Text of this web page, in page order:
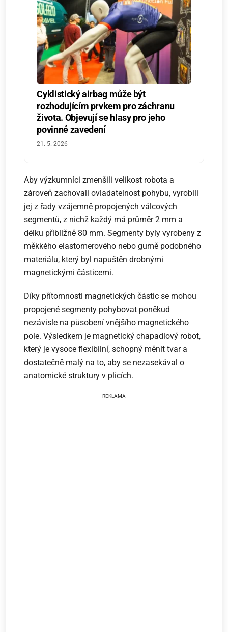
Cyklistický airbag může být
rozhodujícím prvkem pro záchranu
života. Objevují se hlasy pro jeho
povinné zavedení
21. 5. 2026
Aby výzkumníci zmenšili velikost robota a
zároveň zachovali ovladatelnost pohybu, vyrobili
jej z řady vzájemně propojených válcových
segmentů, z nichž každý má průměr 2 mm a
délku přibližně 80 mm. Segmenty byly vyrobeny z
měkkého elastomerového nebo gumě podobného
materiálu, který byl napuštěn drobnými
magnetickými částicemi.
Díky přítomnosti magnetických částic se mohou
propojené segmenty pohybovat poněkud
nezávisle na působení vnějšího magnetického
pole. Výsledkem je magnetický chapadlový robot,
který je vysoce flexibilní, schopný měnit tvar a
dostatečně malý na to, aby se nezasekával o
anatomické struktury v plicích.